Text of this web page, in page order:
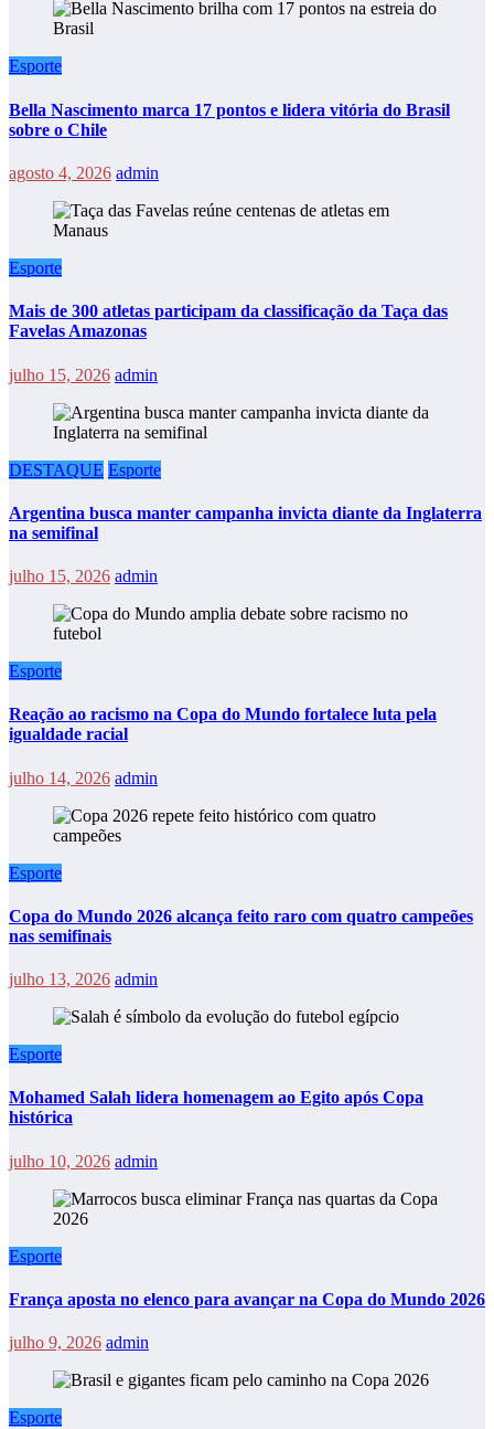
Esporte
Bella Nascimento marca 17 pontos e lidera vitória do Brasil
sobre o Chile
agosto 4, 2026 admin
Esporte
Mais de 300 atletas participam da classificação da Taça das
Favelas Amazonas
julho 15, 2026 admin
DESTAQUE Esporte
Argentina busca manter campanha invicta diante da Inglaterra
na semifinal
julho 15, 2026 admin
Esporte
Reação ao racismo na Copa do Mundo fortalece luta pela
igualdade racial
julho 14, 2026 admin
Esporte
Copa do Mundo 2026 alcança feito raro com quatro campeões
nas semifinais
julho 13, 2026 admin
Esporte
Mohamed Salah lidera homenagem ao Egito após Copa
histórica
julho 10, 2026 admin
Esporte
França aposta no elenco para avançar na Copa do Mundo 2026
julho 9, 2026 admin
Esporte